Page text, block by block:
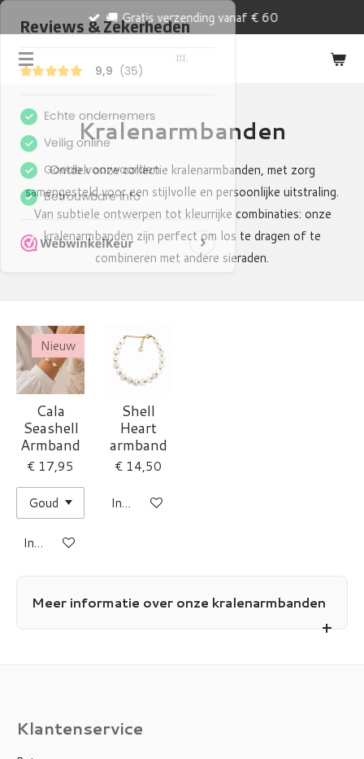
Ga
naar
hoofdinhoud
🚚 Gratis verzending vanaf € 60
Kralenarmbanden
Ontdek onze collectie kralenarmbanden, met zorg
samengesteld voor een stijlvolle en persoonlijke uitstraling.
Van subtiele ontwerpen tot kleurrijke combinaties: onze
kralenarmbanden zijn perfect om los te dragen of te
combineren met andere sieraden.
Nieuw
Cala
Seashell
Armband
€ 17,95
In winkelwagen
Shell
Heart
armband
€ 14,50
In winkelwagen
Meer informatie over onze kralenarmbanden
Klantenservice